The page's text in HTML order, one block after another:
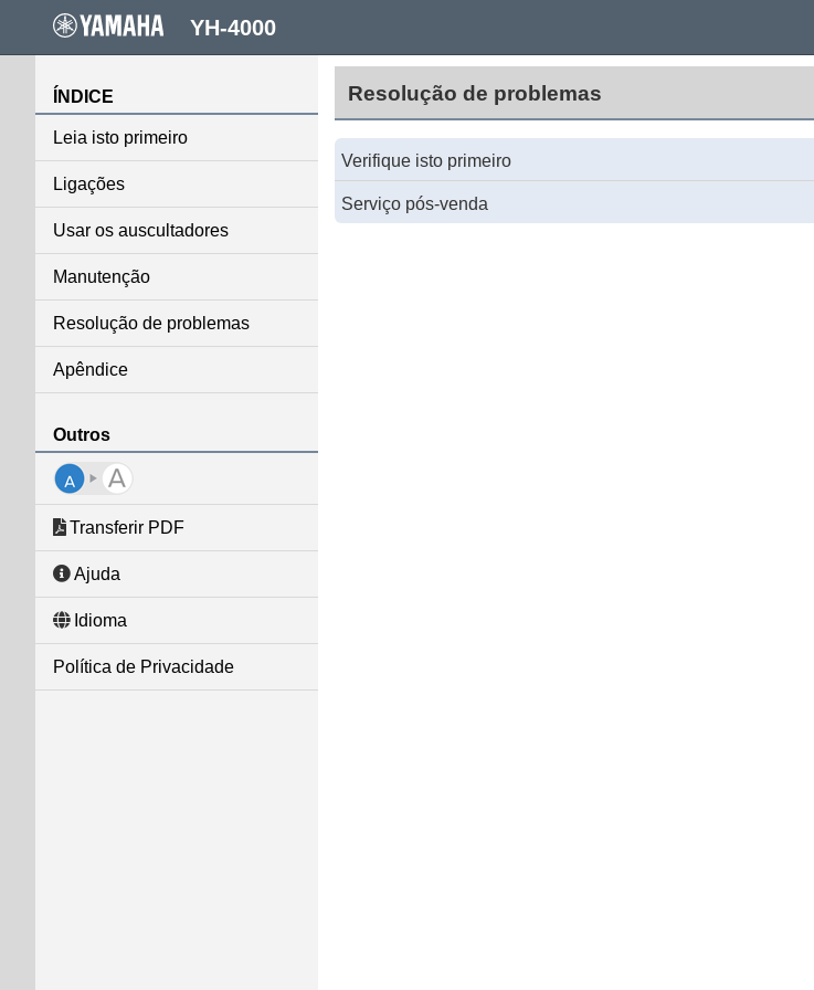
ÍNDICE
Leia isto primeiro
Ligações
Usar os auscultadores
Manutenção
Resolução de problemas
Apêndice
Outros
Transferir PDF
Ajuda
Idioma
Política de Privacidade
Resolução de problemas
Verifique isto primeiro
Serviço pós-venda
YH-4000